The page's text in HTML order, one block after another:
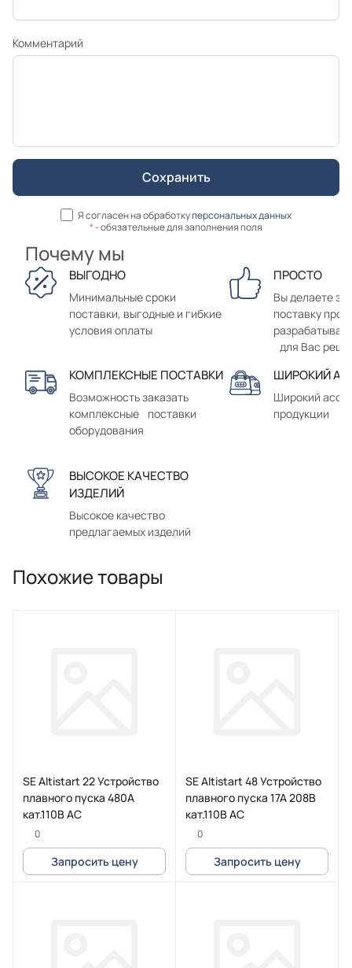
Комментарий
Я согласен на обработкуперсональных данных
*- обязательные для заполнения поля
Почему мы
ВЫГОДНО
Минимальные сроки
поставки, выгодные и гибкие
условия оплаты
ПРОСТО
Вы делаете
поставку
для Вас
КОМПЛЕКСНЫЕ ПОСТАВКИ
Возможность заказать
комплексные поставки
оборудования
ШИРОКИЙ
Широкий
продукции
ВЫСОКОЕ КАЧЕСТВО
ИЗДЕЛИЙ
Высокое качество
предлагаемых изделий
Похожие товары
SE Altistart 22 Устройство
плавного пуска 480А
кат.110В AC
0
Запросить цену
SE Altistart 48 Устройство
плавного пуска 17А 208В
кат.110В AC
0
Запросить цену